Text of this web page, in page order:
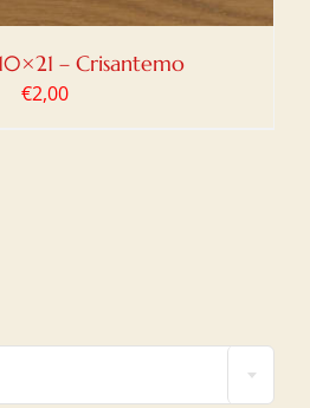
– Crisantemo
€2,00